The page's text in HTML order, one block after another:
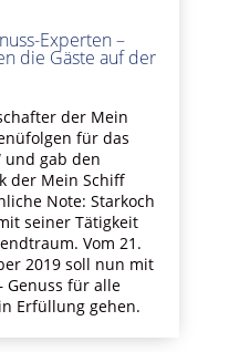
Experten –
die Gäste auf der
der Mein
für das
und gab den
der Mein Schiff
Note: Starkoch
seiner Tätigkeit
Vom 21.
2019 soll nun mit
Genuss für alle
Erfüllung gehen.